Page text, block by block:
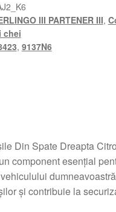
III PARTENER III,
chei
, 9137N6
Din Spate Dreapta
component esențial
și contribuie la